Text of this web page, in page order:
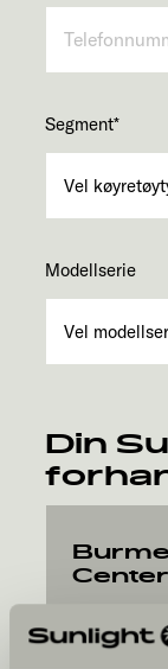
Segment*
Modellserie
Din
Holderweg